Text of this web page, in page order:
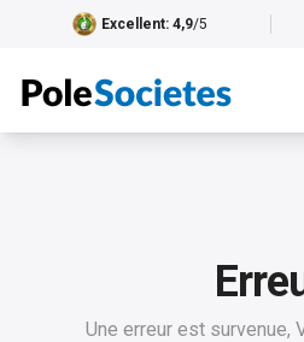
Excellent: 4,9/5
Une erreur est survenue,